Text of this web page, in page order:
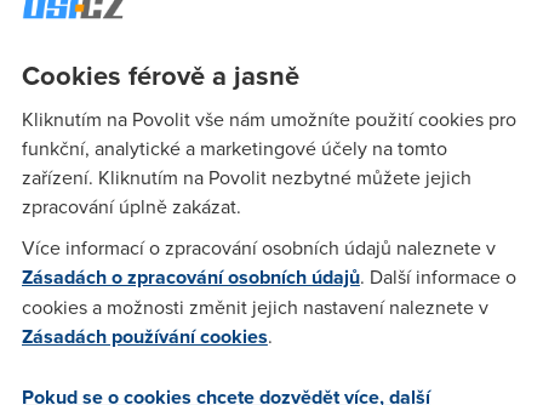
Chcete poradit s výběrem?
Zavoláme vám zdarma zpět
Internet bez drátu
bezdrátové připojení na doma i na chalupu . Snadno
Cookies férově a jasně
Kliknutím na Povolit vše nám umožníte použití cookies pro
funkční, analytické a marketingové účely na tomto
zařízení. Kliknutím na Povolit nezbytné můžete jejich
zpracování úplně zakázat.
Více informací o zpracování osobních údajů naleznete v
Zásadách o zpracování osobních údajů. Další informace o
cookies a možnosti změnit jejich nastavení naleznete v
Zásadách používání cookies.
Pokud se o cookies chcete dozvědět více, další